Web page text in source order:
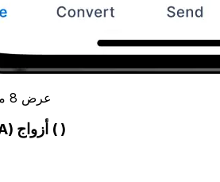
عرض 8 من أزواج العملات الشائعة
أشهر Cardano (ADA) أزواج ( )